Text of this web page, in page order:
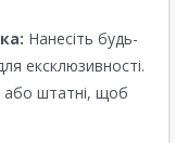
Нанесіть будь-
ексклюзивності.
або штатні, щоб